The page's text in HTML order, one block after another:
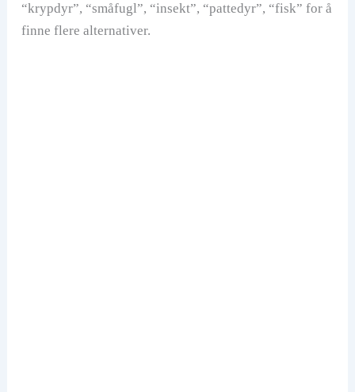
“krypdyr”, “småfugl”, “insekt”, “pattedyr”, “fisk” for å
finne flere alternativer.